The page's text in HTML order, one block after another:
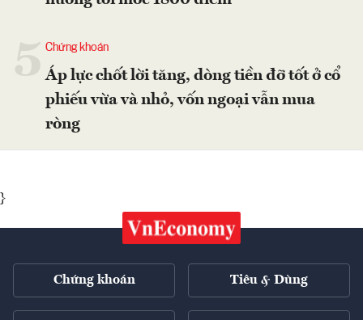
Chứng khoán
Áp lực chốt lời tăng, dòng tiền đỡ tốt ở cổ
phiếu vừa và nhỏ, vốn ngoại vẫn mua
ròng
}
Chứng khoán Tiêu & Dùng